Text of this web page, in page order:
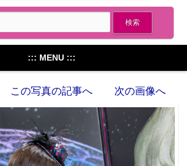
::: MENU :::
この写真の記事へ 次の画像へ